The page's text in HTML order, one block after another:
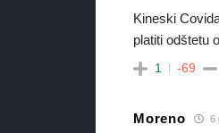
Kineski
platiti odštetu
1 -69
Moreno 6